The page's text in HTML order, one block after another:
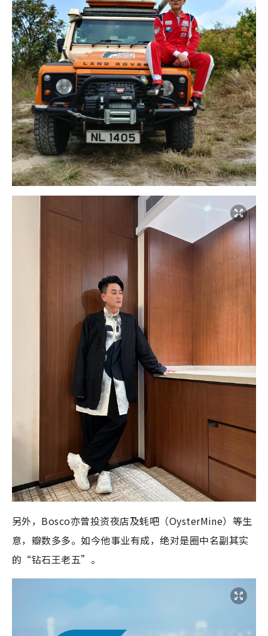
另外，Bosco亦曾投资夜店及蚝吧（OysterMine）等生
意，瓣数多多。如今他事业有成，绝对是圈中名副其实
的“钻石王老五”。